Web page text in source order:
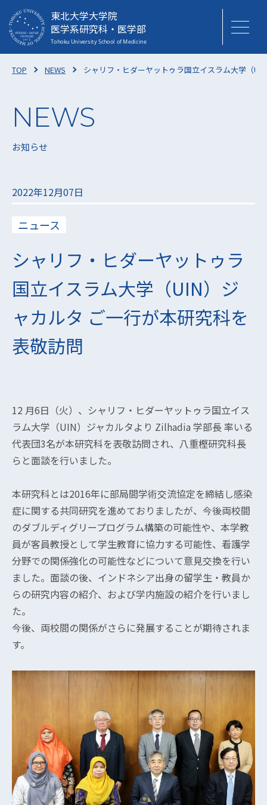
東北大学大学院
医学系研究科・医学部
TOP NEWS シャリフ・ヒダーヤットゥラ国立イスラム大学（
お知らせ
2022年12月07日
ニュース
シャリフ・ヒダーヤットゥラ
国立イスラム大学（UIN）ジ
ャカルタ ご一行が本研究科を
表敬訪問
12 月6日（火）、シャリフ・ヒダーヤットゥラ国立イス
ラム大学（UIN）ジャカルタより Zilhadia 学部長 率いる
代表団3名が本研究科を表敬訪問され、八重樫研究科長
らと面談を行いました。
本研究科とは2016年に部局間学術交流協定を締結し感染
症に関する共同研究を進めておりましたが、今後両校間
のダブルディグリープログラム構築の可能性や、本学教
員が客員教授として学生教育に協力する可能性、看護学
分野での関係強化の可能性などについて意見交換を行い
ました。面談の後、インドネシア出身の留学生・教員か
らの研究内容の紹介、および学内施設の紹介を行いまし
た。
今後、両校間の関係がさらに発展することが期待されま
す。